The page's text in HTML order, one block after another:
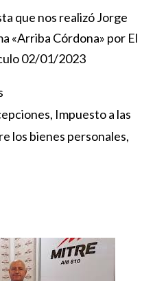
que nos realizó Jorge
«Arriba Córdona» por El
02/01/2023
, Impuesto a las
los bienes personales,